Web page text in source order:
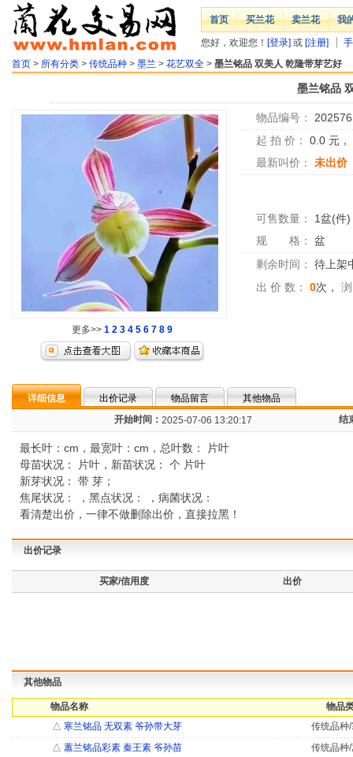
首页 买兰花 卖兰花 我
您好，欢迎您！ [登录] 或 [注册]
首页 > 所有分类 > 传统品种 > 墨兰 > 花艺双全 > 墨兰铭品 双美人 乾隆带芽艺好
墨兰铭品
更多>> 1 2 3 4 5 6 7 8 9
物品编号：
起 拍 价：
0.0 元，
最新叫价：
未出价
可售数量： 1盆(件)
规 格：
盆
剩余时间：
待上架
出 价 数：
0次，
详细信息 出价记录 物品留言
其他物品
开始时间： 2025-07-06 13:20:17 结
最长叶：cm，最宽叶：cm，总叶数： 片叶
母苗状况： 片叶，新苗状况： 个 片叶
新芽状况： 带 芽；
焦尾状况： ，黑点状况： ，病菌状况：
看清楚出价，一律不做删除出价，直接拉黑！
出价记录
买家/信用度 出价
其他物品
物品名称
物品
△ 寒兰铭品 无双素 爷孙带大芽
传统品种
△ 蕙兰铭品彩素 秦王素 爷孙苗
传统品种